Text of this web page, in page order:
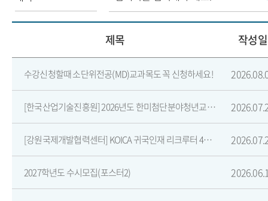
제목 작성일
수강신청할때 소단위전공(MD)교과목도 꼭 신청하세요!
[한국산업기술진흥원] 2026년도 한미첨단분야청년교류지원사업 제6기 장학생 선발 공고
[강원국제개발협력센터] KOICA 귀국인재 리크루터 4기 모집(~8/14)
2027학년도 수시모집(포스터2)